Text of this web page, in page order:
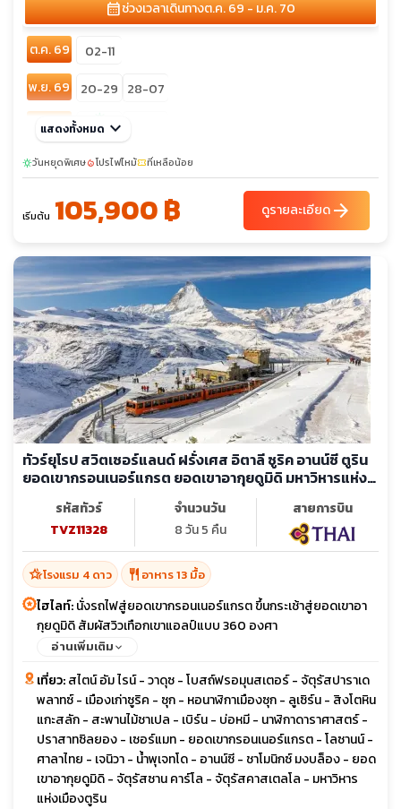
calendar_monthช่วงเวลาเดินทางต.ค. 69 - ม.ค. 70
ต.ค. 69
02-11
พ.ย. 69
20-29 28-07
ธ.ค. 69
sunny
25-03
แสดงทั้งหมด keyboard_arrow_down
sunnyวันหยุดพิเศษlocal_fire_departmentโปรไฟไหม้confirmation_numberที่เหลือน้อย
เริ่มต้น 105,900 ฿ ดูรายละเอียดarrow_forward
ทัวร์ยุโรป สวิตเซอร์แลนด์ ฝรั่งเศส อิตาลี ซูริค อานน์ซี ตูริน
ยอดเขากรอนเนอร์แกรต ยอดเขาอากุยดูมิดิ มหาวิหารแห่ง
รหัสทัวร์
TVZ11328
จำนวนวัน
8 วัน 5 คืน
สายการบิน
hotel_classโรงแรม 4 ดาว restaurant อาหาร 13 มื้อ
ไฮไลท์:นั่งรถไฟสู่ยอดเขากรอนเนอร์แกรต ขึ้นกระเช้าสู่ยอดเขาอา
กุยดูมิดิ สัมผัสวิวเทือกเขาแอลป์แบบ 360 องศา
อ่านเพิ่มเติม
เที่ยว:สไตน์ อัม ไรน์ - วาดุซ - โบสถ์ฟรอมุนสเตอร์ - จัตุรัสปาราเด
พลาทซ์ - เมืองเก่าซูริค - ซุก - หอนาฬิกาเมืองซุก - ลูเซิร์น - สิงโตหิน
แกะสลัก - สะพานไม้ชาเปล - เบิร์น - บ่อหมี - นาฬิกาดาราศาสตร์ -
ปราสาทซิลยอง - เซอร์แมท - ยอดเขากรอนเนอร์แกรต - โลซานน์ -
ศาลาไทย - เจนิวา - น้ำพุเจทโด - อานน์ซี - ชาโมนิกซ์ มงบล็อง - ยอด
เขาอากุยดูมิดิ - จัตุรัสซาน คาร์โล - จัตุรัสคาสเตลโล - มหาวิหาร
แห่งเมืองตูริน